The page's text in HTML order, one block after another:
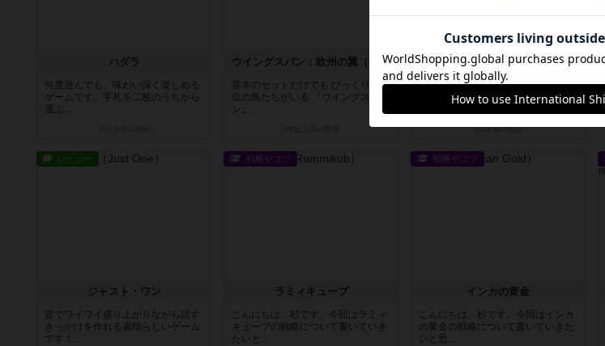
ハダラ
何度遊んでも、味わい深く楽しめる
ゲームです。手札を二枚のうちから
選ぶ...
ウイングスパン：欧州の翼（拡張）
基本のセットだけでも びっくりする
位の鳥たちがいる 『ウイングスパ
ン』...
シャークインパクト
皆さんはサメ、好きですか？私は大
好きです！！！！皆さんはサメ映画
約2年前の投稿
レビュー
ジャスト・ワン
皆でワイワイ盛り上がりながら話す
きっかけを作れる素晴らしいゲーム
です！...
戦略やコツ
ラミィキューブ
こんにちは、杉です。今回はラミィ
キューブの戦略について書いていき
たいと...
戦略やコツ
インカの黄金
こんにちは、杉です。今回はインカ
の黄金の戦略について書いていきた
いと思...